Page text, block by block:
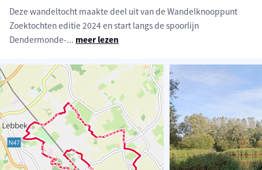
Deze wandeltocht maakte deel uit van de Wandelknooppunt
Zoektochten editie 2024 en start langs de spoorlijn
Dendermonde-... meer lezen